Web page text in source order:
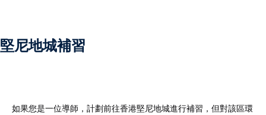
堅尼地城補習
如果您是一位導師，計劃前往香港堅尼地城進行補習，但對該區環